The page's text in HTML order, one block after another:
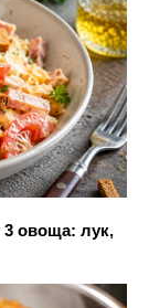
овоща: лук,